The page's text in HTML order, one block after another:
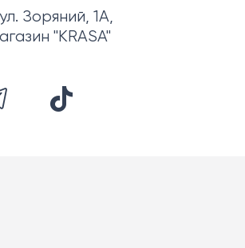
Зоряний, 1А,
"KRASA"